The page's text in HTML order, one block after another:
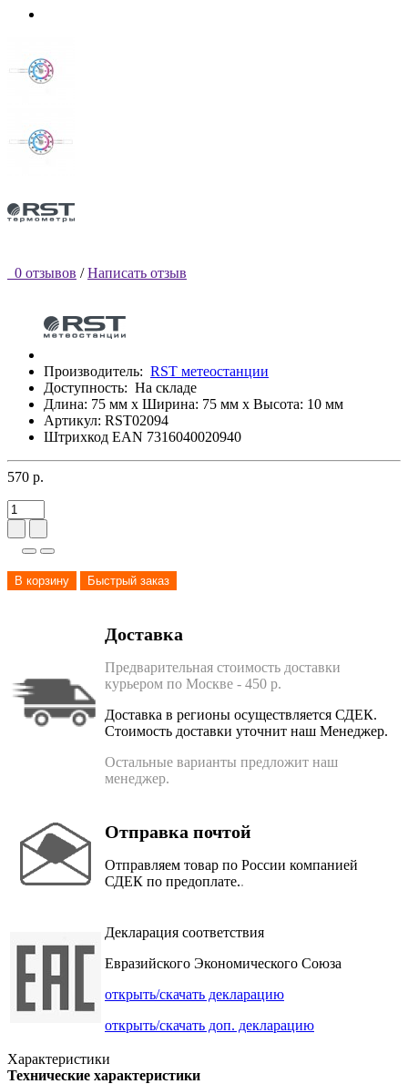
0 отзывов / Написать отзыв
Производитель: RST метеостанции
Доступность: На складе
Длина: 75 мм x Ширина: 75 мм x Высота: 10 мм
Артикул: RST02094
Штрихкод EAN 7316040020940
570 р.
В корзину Быстрый заказ
Доставка
Предварительная стоимость доставки
курьером по Москве - 450 р.
Доставка в регионы осуществляется СДЕК.
Стоимость доставки уточнит наш Менеджер.
Остальные варианты предложит наш
менеджер.
Отправка почтой
Отправляем товар по России компанией
СДЕК по предоплате..
Декларация соответствия
Евразийского Экономического Союза
открыть/скачать декларацию
открыть/скачать доп. декларацию
Характеристики
Технические характеристики